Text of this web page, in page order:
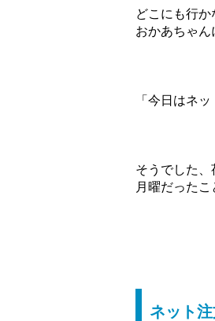
どこにも行
おかあちゃん
「今日はネ
そうでした
月曜だったこ
ネット